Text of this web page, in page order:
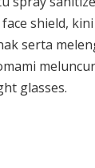
shield,
serta
glasses.